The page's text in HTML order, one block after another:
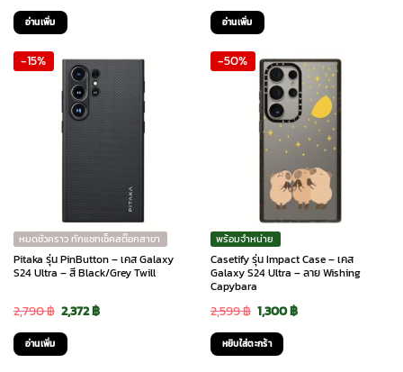
price
was:
5,490 ฿.4,390 ฿.
อ่านเพิ่ม
price
was:
1,990 ฿.1,791 ฿.
อ่านเพิ่ม
-15%
หมดชั่วคราว ทักแชทเช็คสต๊อกสาขา
Pitaka รุ่น PinButton – เคส Galaxy
S24 Ultra – สี Black/Grey Twill
2,790฿ Original
price
was:
2,372฿Current
อ่านเพิ่ม
-50%
พร้อมจำหน่าย
Casetify รุ่น Impact Case – เคส
Galaxy S24 Ultra – ลาย Wishing
Capybara
2,599฿ Original
price
was:
1,300฿Current
หยิบใส่ตะกร้า